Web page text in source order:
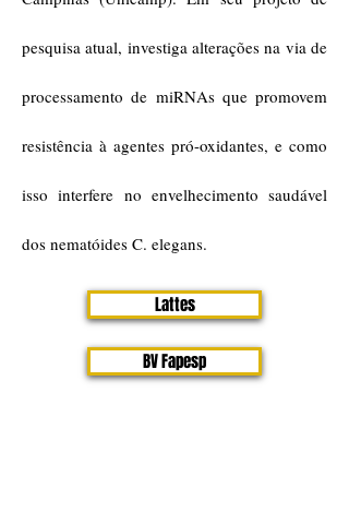
pesquisa atual, investiga alterações na via de
processamento de miRNAs que promovem
resistência à agentes pró-oxidantes, e como
isso interfere no envelhecimento saudável
dos nematóides C. elegans.
Lattes
BV Fapesp